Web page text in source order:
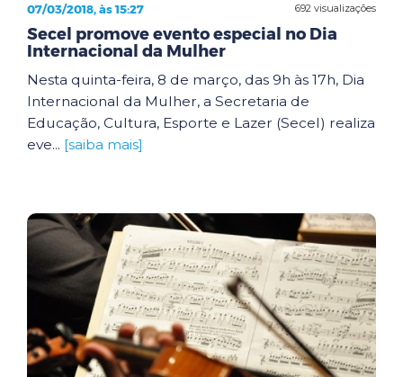
692 visualizações
07/03/2018, às 15:27
Secel promove evento especial no Dia
Internacional da Mulher
Nesta quinta-feira, 8 de março, das 9h às 17h, Dia
Internacional da Mulher, a Secretaria de
Educação, Cultura, Esporte e Lazer (Secel) realiza
eve... [saiba mais]